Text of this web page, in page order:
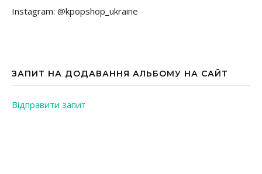
Instagram: @kpopshop_ukraine
ЗАПИТ НА ДОДАВАННЯ АЛЬБОМУ НА САЙТ
Відправити запит